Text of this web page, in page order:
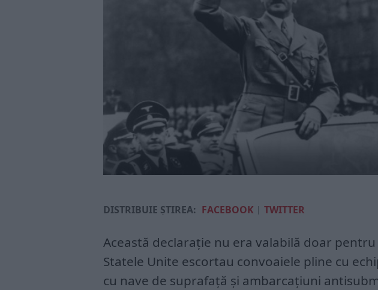
DISTRIBUIE ȘTIREA: FACEBOOK | TWITTER
Această declarație nu era valabilă doar
Statele Unite escortau convoaiele pline cu
cu nave de suprafață și ambarcațiuni